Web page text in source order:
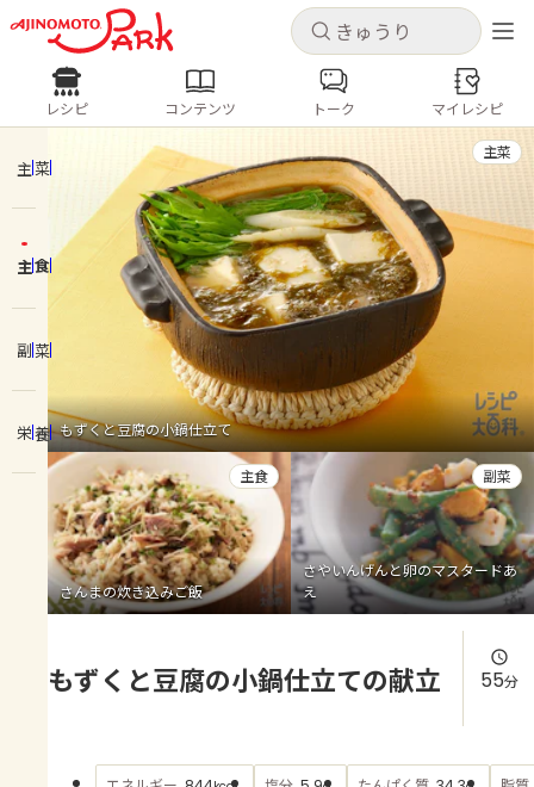
キャンセル
ログインするとレシピを保存できます
ログイン 新規登録
ホーム
コンテンツ
レシピ
トーク
よくあるお問い合わせ
お買い物
AJINOMOTO PARK とは
キャンセル
レシピ コンテンツ
人気の食材・レシピ
きゅうり なす トマト
とうもろこし
ピーマン
みょうが ゴーヤ
レシピ コンテンツ トーク マイレシピ
主菜
主食
副菜
栄養 もずくと豆腐の小鍋仕立て
主菜
さんまの炊き込みご飯
主食
さやいんげんと卵のマスタードあ
え
副菜
もずくと豆腐の小鍋仕立ての献立 55分